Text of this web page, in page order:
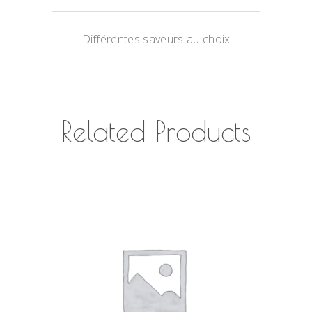
Différentes saveurs au choix
Related Products